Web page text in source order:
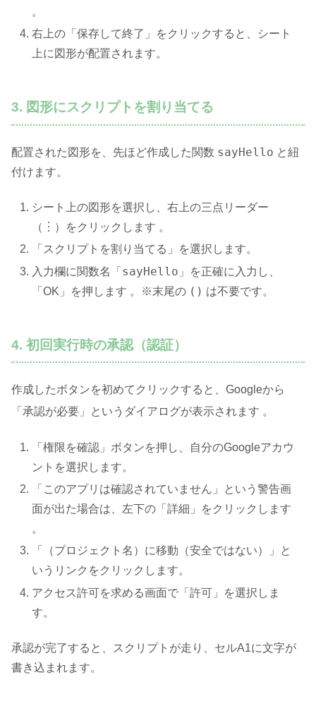
。
右上の「保存して終了」をクリックすると、シート
上に図形が配置されます。
3. 図形にスクリプトを割り当てる
配置された図形を、先ほど作成した関数 sayHello と紐
付けます。
シート上の図形を選択し、右上の三点リーダー
（︙）をクリックします 。
「スクリプトを割り当てる」を選択します。
入力欄に関数名「 sayHello 」を正確に入力し、
「OK」を押します 。※末尾の () は不要です。
4. 初回実行時の承認（認証）
作成したボタンを初めてクリックすると、Googleから
「承認が必要」というダイアログが表示されます 。
「権限を確認」ボタンを押し、自分のGoogleアカウ
ントを選択します。
「このアプリは確認されていません」という警告画
面が出た場合は、左下の「詳細」をクリックします
。
「（プロジェクト名）に移動（安全ではない）」と
いうリンクをクリックします。
アクセス許可を求める画面で「許可」を選択しま
す。
承認が完了すると、スクリプトが走り、セルA1に文字が
書き込まれます。